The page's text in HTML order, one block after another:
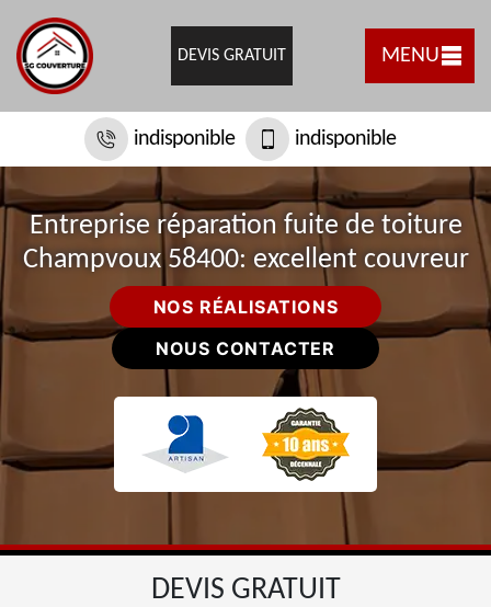
DEVIS GRATUIT MENU
indisponible indisponible
Entreprise réparation fuite de toiture
Champvoux 58400: excellent couvreur
NOS RÉALISATIONS
NOUS CONTACTER
DEVIS GRATUIT